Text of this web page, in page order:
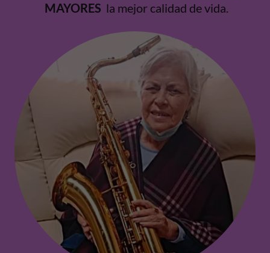
MAYORES la mejor calidad de vida.